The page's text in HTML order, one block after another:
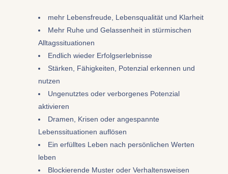
mehr Lebensfreude, Lebensqualität und Klarheit
Mehr Ruhe und Gelassenheit in stürmischen
Alltagssituationen
Endlich wieder Erfolgserlebnisse
Stärken, Fähigkeiten, Potenzial erkennen und
nutzen
Ungenutztes oder verborgenes Potenzial
aktivieren
Dramen, Krisen oder angespannte
Lebenssituationen auflösen
Ein erfülltes Leben nach persönlichen Werten
leben
Blockierende Muster oder Verhaltensweisen